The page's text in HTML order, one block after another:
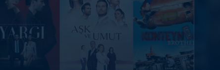
ARAMA SONUÇLARI